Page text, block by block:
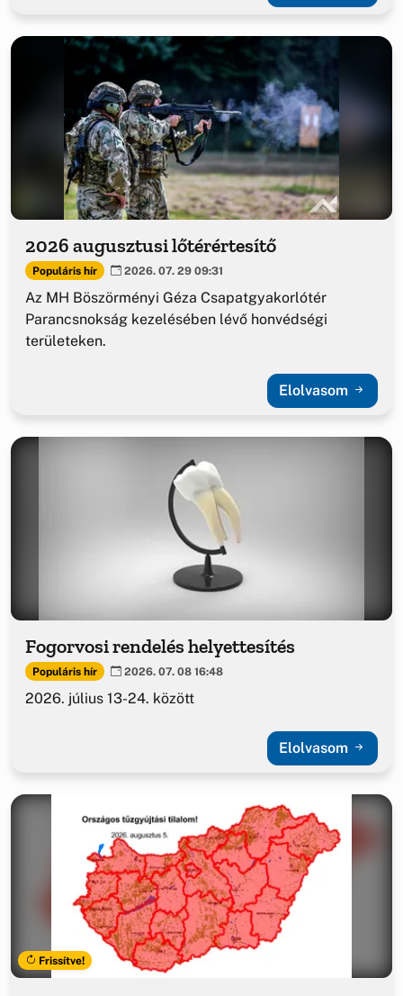
2026 augusztusi lőtérértesítő
Populáris hír 2026. 07. 29 09:31
Az MH Böszörményi Géza Csapatgyakorlótér
Parancsnokság kezelésében lévő honvédségi
területeken.
Elolvasom
Fogorvosi rendelés helyettesítés
Populáris hír 2026. 07. 08 16:48
2026. július 13-24. között
Elolvasom
Frissítve!